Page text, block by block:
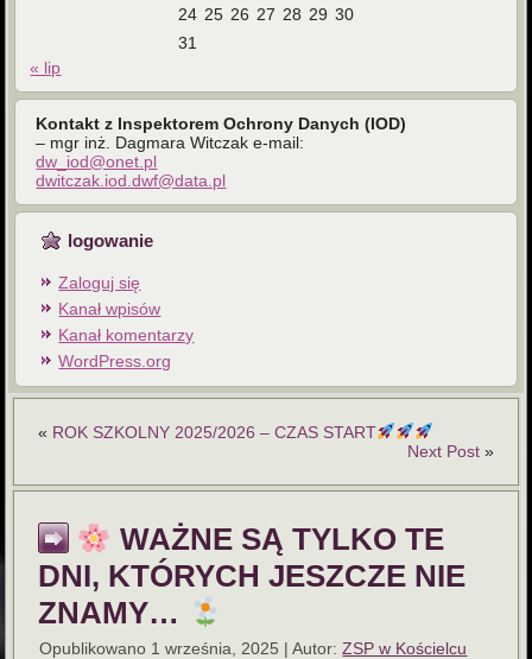
24 25 26 27 28 29 30
31
« lip
Kontakt z Inspektorem Ochrony Danych (IOD)
– mgr inż. Dagmara Witczak e-mail:
dw_iod@onet.pl
dwitczak.iod.dwf@data.pl
logowanie
Zaloguj się
Kanał wpisów
Kanał komentarzy
WordPress.org
« ROK SZKOLNY 2025/2026 – CZAS START
Next Post»
WAŻNE SĄ TYLKO TE
DNI, KTÓRYCH JESZCZE NIE
ZNAMY…
Opublikowano 1 września, 2025 |Autor: ZSP w Kościelcu